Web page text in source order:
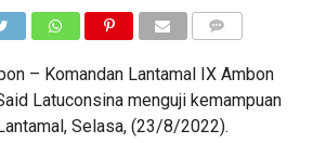
– Komandan Lantamal IX Ambon
Latuconsina menguji kemampuan
Selasa, (23/8/2022).